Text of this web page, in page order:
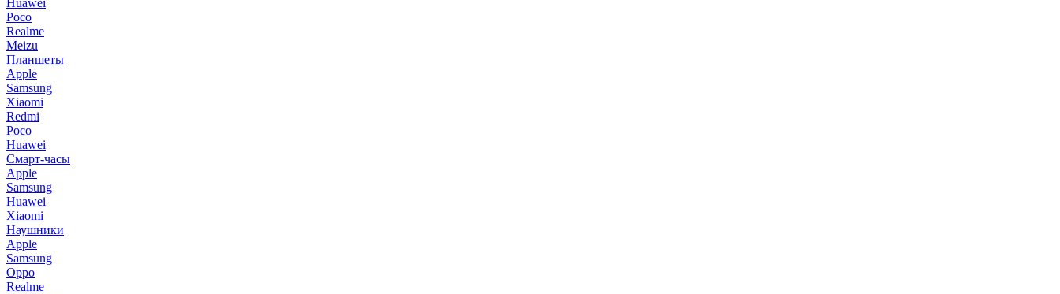
Huawei
Poco
Realme
Meizu
Планшеты
Apple
Samsung
Xiaomi
Redmi
Poco
Huawei
Смарт-часы
Apple
Samsung
Huawei
Xiaomi
Наушники
Apple
Samsung
Oppo
Realme